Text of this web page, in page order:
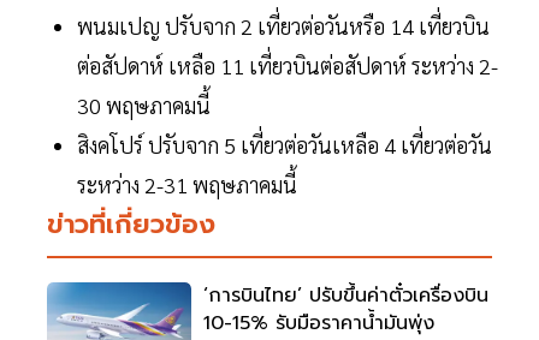
พนมเปญ ปรับจาก 2 เที่ยวต่อวันหรือ 14 เที่ยวบิน
ต่อสัปดาห์ เหลือ 11 เที่ยวบินต่อสัปดาห์ ระหว่าง 2-
30 พฤษภาคมนี้
สิงคโปร์ ปรับจาก 5 เที่ยวต่อวันเหลือ 4 เที่ยวต่อวัน
ระหว่าง 2-31 พฤษภาคมนี้
ข่าวที่เกี่ยวข้อง
‘การบินไทย’ ปรับขึ้นค่าตั๋วเครื่องบิน
10-15% รับมือราคาน้ำมันพุ่ง